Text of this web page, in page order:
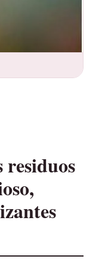
residuos